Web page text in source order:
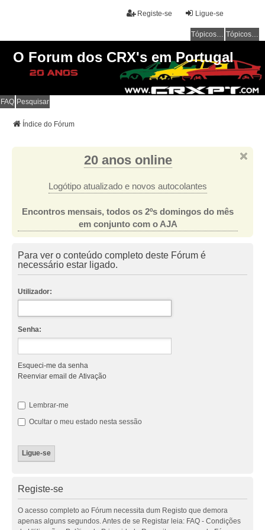
Ligue-se
Registe-se
Tópicos sem resposta Tópicos ativos
O Forum dos CRX's em Portugal
FAQ Pesquisar
Índice do Fórum
20 anos online
Logótipo atualizado e novos autocolantes
Encontros mensais, todos os 2ºs domingos do mês
em conjunto com o AJA
Para ver o conteúdo completo deste Fórum é
necessário estar ligado.
Utilizador:
Senha:
Esqueci-me da senha
Reenviar email de Ativação
Lembrar-me
Ocultar o meu estado nesta sessão
Registe-se
O acesso completo ao Fórum necessita dum Registo que demora
apenas alguns segundos. Antes de se Registar leia: FAQ - Condições